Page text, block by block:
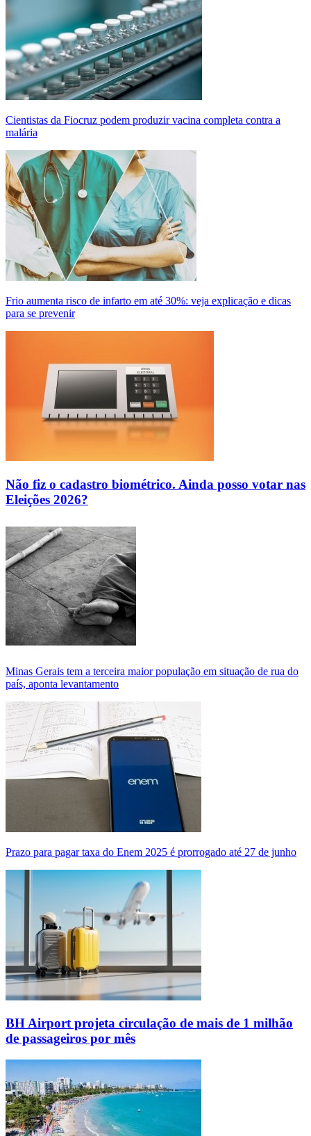
Cientistas da Fiocruz podem produzir vacina completa contra a
malária
Frio aumenta risco de infarto em até 30%: veja explicação e dicas
para se prevenir
Não fiz o cadastro biométrico. Ainda posso votar nas
Eleições 2026?
Minas Gerais tem a terceira maior população em situação de rua do
país, aponta levantamento
Prazo para pagar taxa do Enem 2025 é prorrogado até 27 de junho
BH Airport projeta circulação de mais de 1 milhão
de passageiros por mês